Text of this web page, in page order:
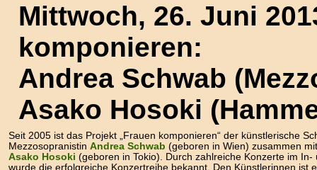
Mittwoch, 26. Juni
komponieren:
Andrea Schwab
Asako Hosoki
Seit 2005 ist das Projekt „Frauen komponieren“ der künstlerische
Mezzosopranistin Andrea Schwab (geboren in Wien) zusammen
Asako Hosoki (geboren in Tokio). Durch zahlreiche Konzerte im In-
wurde die erfolgreiche Konzertreihe bekannt. Den Künstlerinnen ist